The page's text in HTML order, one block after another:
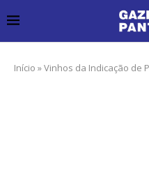
Início »Vinhos da Indicação de